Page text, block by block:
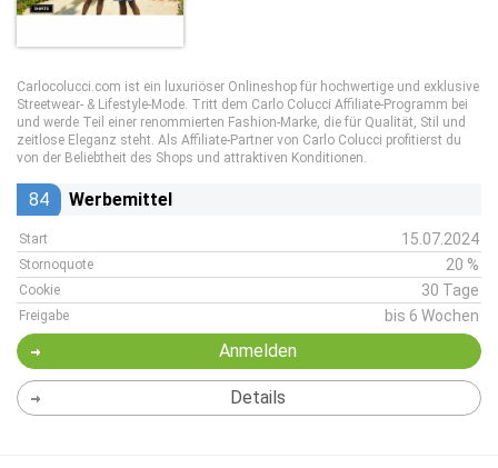
Carlocolucci.com ist ein luxuriöser Onlineshop für hochwertige und exklusive
Streetwear- & Lifestyle-Mode. Tritt dem Carlo Colucci Affiliate-Programm bei
und werde Teil einer renommierten Fashion-Marke, die für Qualität, Stil und
zeitlose Eleganz steht. Als Affiliate-Partner von Carlo Colucci profitierst du
von der Beliebtheit des Shops und attraktiven Konditionen.
84 Werbemittel
Start 15.07.2024
Stornoquote 20 %
Cookie 30 Tage
Freigabe bis 6 Wochen
Anmelden
Details